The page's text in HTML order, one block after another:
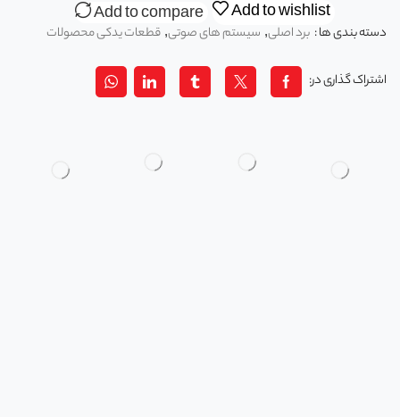
Add to wishlist
Add to compare
دسته بندی ها : برد اصلی, سیستم های صوتی, قطعات یدکی محصولات
اشتراک گذاری در: